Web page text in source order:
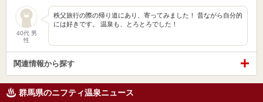
40代 男
性
秩父旅行の際の帰り道にあり、寄ってみました！ 昔ながら自分的
には好きです。 温泉も、とろとろでした！
関連情報から探す
群馬県のニフティ温泉ニュース